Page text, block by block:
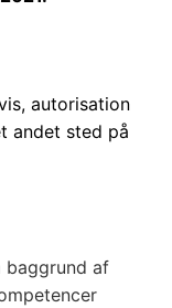
autorisation
andet sted på
baggrund af